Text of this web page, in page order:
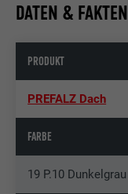
DATEN & FAKTEN
PRODUKT
PREFALZ Dach
FARBE
19 P.10 Dunkelgrau